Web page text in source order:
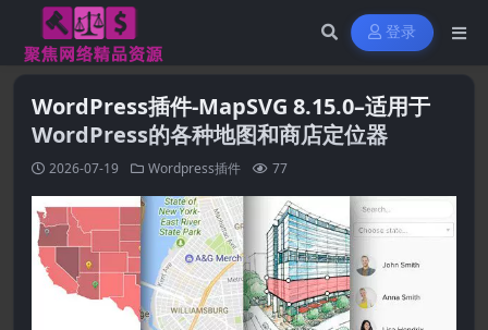
登录
WordPress插件-MapSVG 8.15.0–适用于
WordPress的各种地图和商店定位器
2026-07-19 Wordpress插件 77